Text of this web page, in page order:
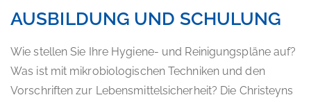
AUSBILDUNG UND SCHULUNG
Wie stellen Sie Ihre Hygiene- und Reinigungspläne auf?
Was ist mit mikrobiologischen Techniken und den
Vorschriften zur Lebensmittelsicherheit? Die Christeyns